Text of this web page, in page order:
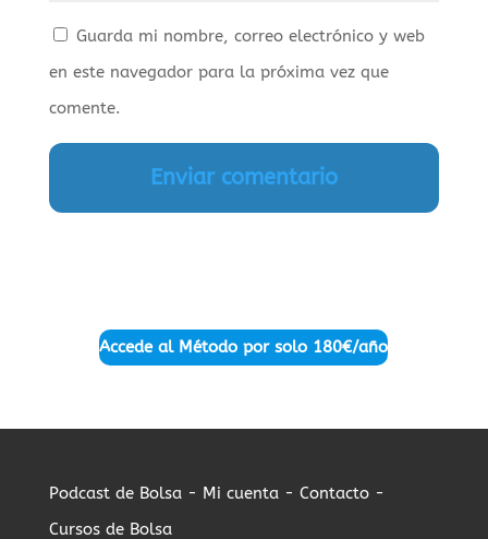
Guarda mi nombre, correo electrónico y web
en este navegador para la próxima vez que
comente.
Accede al Método por solo 180€/año
Podcast de Bolsa - Mi cuenta - Contacto -
Cursos de Bolsa